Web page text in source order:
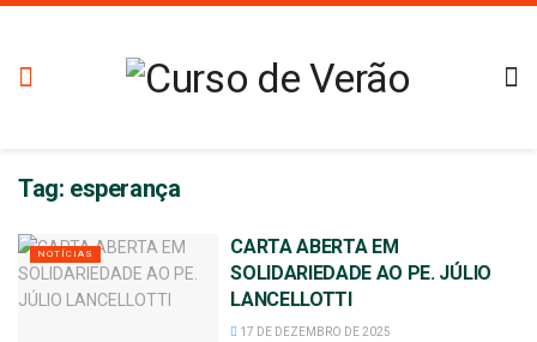
Tag: esperança
NOTÍCIAS
CARTA ABERTA EM
SOLIDARIEDADE AO PE. JÚLIO
LANCELLOTTI
17 DE DEZEMBRO DE 2025